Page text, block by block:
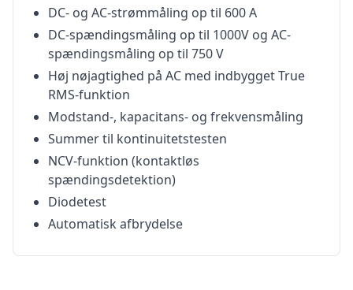
DC- og AC-strømmåling op til 600 A
DC-spændingsmåling op til 1000V og AC-
spændingsmåling op til 750 V
Høj nøjagtighed på AC med indbygget True
RMS-funktion
Modstand-, kapacitans- og frekvensmåling
Summer til kontinuitetstesten
NCV-funktion (kontaktløs
spændingsdetektion)
Diodetest
Automatisk afbrydelse